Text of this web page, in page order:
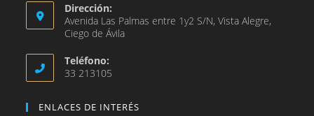
Dirección:
Avenida Las Palmas entre 1y2 S/N, Vista Alegre,
Ciego de Ávila
Teléfono:
33 213105
ENLACES DE INTERÉS